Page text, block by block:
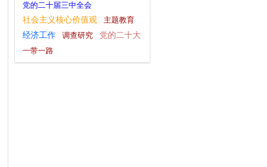
党的二十届三中全会
社会主义核心价值观
主题教育
经济工作
调查研究 党的二十大
一带一路
庆祝中华人民共和国成立75周年